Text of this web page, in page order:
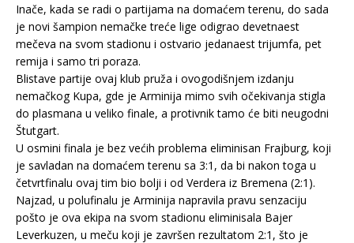
Inače, kada se radi o partijama na domaćem terenu, do sada
je novi šampion nemačke treće lige odigrao devetnaest
mečeva na svom stadionu i ostvario jedanaest trijumfa, pet
remija i samo tri poraza.
Blistave partije ovaj klub pruža i ovogodišnjem izdanju
nemačkog Kupa, gde je Arminija mimo svih očekivanja stigla
do plasmana u veliko finale, a protivnik tamo će biti neugodni
Štutgart.
U osmini finala je bez većih problema eliminisan Frajburg, koji
je savladan na domaćem terenu sa 3:1, da bi nakon toga u
četvrtfinalu ovaj tim bio bolji i od Verdera iz Bremena (2:1).
Najzad, u polufinalu je Arminija napravila pravu senzaciju
pošto je ova ekipa na svom stadionu eliminisala Bajer
Leverkuzen, u meču koji je završen rezultatom 2:1, što je